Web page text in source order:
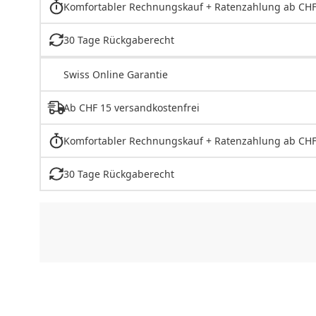
Komfortabler Rechnungskauf + Ratenzahlung ab
30 Tage Rückgaberecht
Swiss Online Garantie
Ab CHF 15 versandkostenfrei
Komfortabler Rechnungskauf + Ratenzahlung ab
30 Tage Rückgaberecht